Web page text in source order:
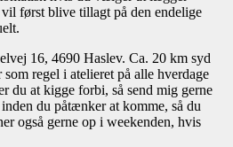
først blive tillagt på den endelige
16, 4690 Haslev. Ca. 20 km syd
regel i atelieret på alle hverdage
du at kigge forbi, så send mig gerne
du påtænker at komme, så du
også gerne op i weekenden, hvis